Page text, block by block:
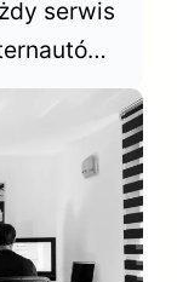
serwis
do
(Search